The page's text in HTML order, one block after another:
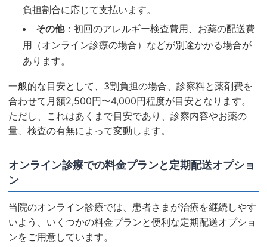
負担割合に応じて支払います。
その他：初回のアレルギー検査費用、お薬の配送費
用（オンライン診療の場合）などが別途かかる場合が
あります。
一般的な目安として、3割負担の場合、診察料と薬剤費を
合わせて月額2,500円〜4,000円程度が目安となります。
ただし、これはあくまで目安であり、診察内容やお薬の
量、検査の有無によって変動します。
オンライン診療での料金プランと定期配送オプショ
ン
当院のオンライン診療では、患者さまが治療を継続しやす
いよう、いくつかの料金プランと便利な定期配送オプショ
ンをご用意しています。